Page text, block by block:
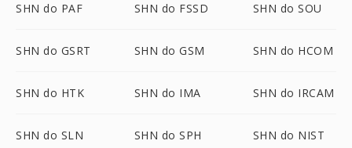
SHN do PAF SHN do FSSD SHN do SOU
SHN do GSRT SHN do GSM SHN do HCOM
SHN do HTK SHN do IMA SHN do IRCAM
SHN do SLN SHN do SPH SHN do NIST